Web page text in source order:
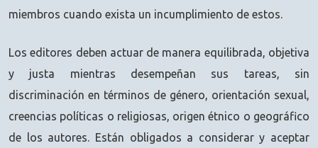
miembros cuando exista un incumplimiento de estos.
Los editores deben actuar de manera equilibrada, objetiva
y justa mientras desempeñan sus tareas, sin
discriminación en términos de género, orientación sexual,
creencias políticas o religiosas, origen étnico o geográfico
de los autores. Están obligados a considerar y aceptar